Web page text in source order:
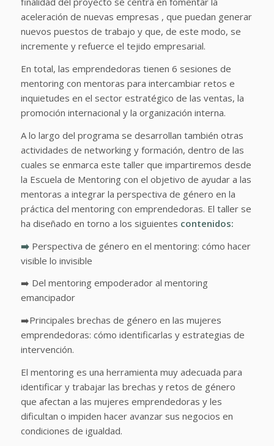
aceleración de nuevas empresas , que puedan generar
nuevos puestos de trabajo y que, de este modo, se
incremente y refuerce el tejido empresarial.
En total, las emprendedoras tienen 6 sesiones de
mentoring con mentoras para intercambiar retos e
inquietudes en el sector estratégico de las ventas, la
promoción internacional y la organización interna.
A lo largo del programa se desarrollan también otras
actividades de networking y formación, dentro de las
cuales se enmarca este taller que impartiremos desde
la Escuela de Mentoring con el objetivo de ayudar a las
mentoras a integrar la perspectiva de género en la
práctica del mentoring con emprendedoras. El taller se
ha diseñado en torno a los siguientes contenidos:
➡️Perspectiva de género en el mentoring: cómo hacer
visible lo invisible
➡️ Del mentoring empoderador al mentoring
emancipador
➡️Principales brechas de género en las mujeres
emprendedoras: cómo identificarlas y estrategias de
intervención.
El mentoring es una herramienta muy adecuada para
identificar y trabajar las brechas y retos de género
que afectan a las mujeres emprendedoras y les
dificultan o impiden hacer avanzar sus negocios en
condiciones de igualdad.